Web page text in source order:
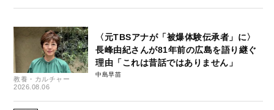
教養・カルチャー
2026.08.06
〈元TBSアナが「被爆体験伝承者」に〉
長峰由紀さんが81年前の広島を語り継ぐ
理由「これは昔話ではありません」
中島早苗